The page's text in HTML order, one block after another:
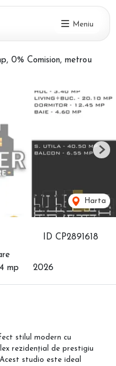
Meniu
0% Comision, metrou
ID CP2891618
mp 2026
Harta
stilul modern cu
rezidențial de prestigiu
studio este ideal